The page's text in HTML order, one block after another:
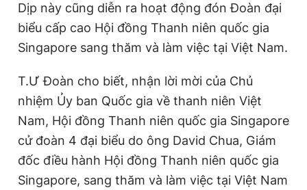
Dịp này cũng diễn ra hoạt động đón Đoàn đại
biểu cấp cao Hội đồng Thanh niên quốc gia
Singapore sang thăm và làm việc tại Việt Nam.
T.Ư Đoàn cho biết, nhận lời mời của Chủ
nhiệm Ủy ban Quốc gia về thanh niên Việt
Nam, Hội đồng Thanh niên quốc gia Singapore
cử đoàn 4 đại biểu do ông David Chua, Giám
đốc điều hành Hội đồng Thanh niên quốc gia
Singapore, sang thăm và làm việc tại Việt Nam